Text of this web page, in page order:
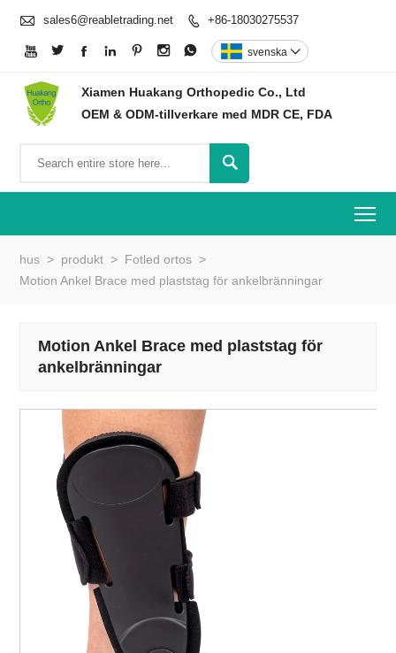
 sales6@reabletrading.net  +86-18030275537
       svenska 
Xiamen Huakang Orthopedic Co., Ltd
OEM & ODM-tillverkare med MDR CE, FDA

hus > produkt > Fotled ortos >
Motion Ankel Brace med plaststag för ankelbränningar
Motion Ankel Brace med plaststag för
ankelbränningar